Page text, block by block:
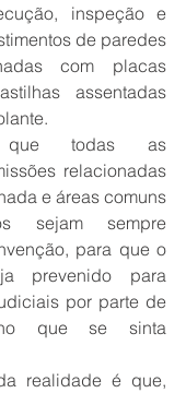
inspeção e
de paredes
com placas
assentadas
que todas as
relacionadas
e áreas comuns
sejam sempre
para que o
prevenido para
por parte de
que se sinta
realidade é que,